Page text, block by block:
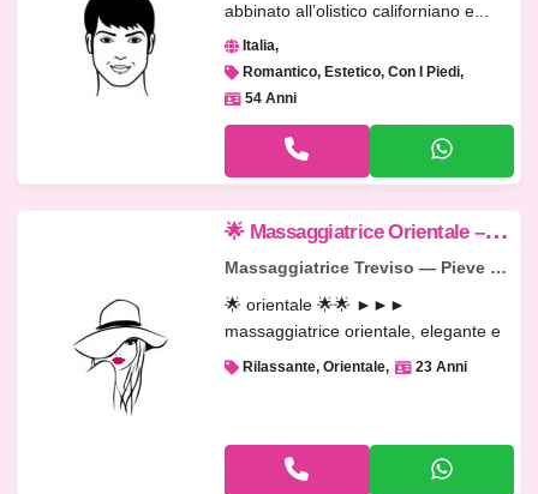
abbinato all’olistico californiano e...
Italia
Romantico, Estetico, Con I Piedi
54 Anni

 Massaggiatrice Orientale – Relax e Benessere 🌺 Trattamenti per il Benessere del Corpo 🌺
Massaggiatrice Treviso — Pieve di Soligo
🌟 orientale 🌟🌟 ►►►
massaggiatrice orientale, elegante e
raffinata, ti...
Rilassante, Orientale 23 Anni